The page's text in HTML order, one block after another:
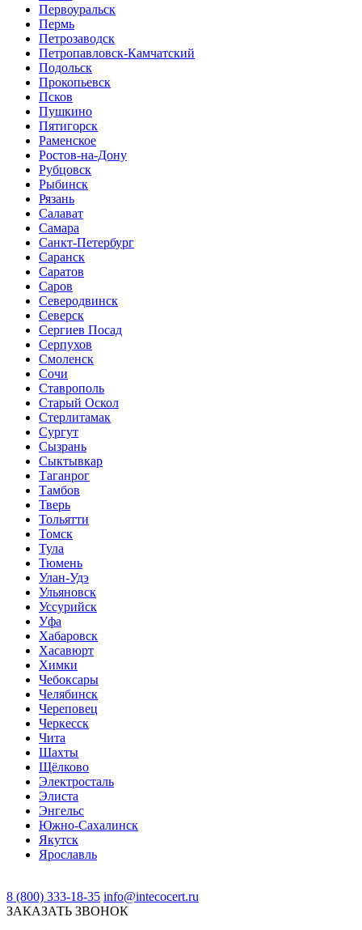
Первоуральск
Пермь
Петрозаводск
Петропавловск-Камчатский
Подольск
Прокопьевск
Псков
Пушкино
Пятигорск
Раменское
Ростов-на-Дону
Рубцовск
Рыбинск
Рязань
Салават
Самара
Санкт-Петербург
Саранск
Саратов
Саров
Северодвинск
Северск
Сергиев Посад
Серпухов
Смоленск
Сочи
Ставрополь
Старый Оскол
Стерлитамак
Сургут
Сызрань
Сыктывкар
Таганрог
Тамбов
Тверь
Тольятти
Томск
Тула
Тюмень
Улан-Удэ
Ульяновск
Уссурийск
Уфа
Хабаровск
Хасавюрт
Химки
Чебоксары
Челябинск
Череповец
Черкесск
Чита
Шахты
Щёлково
Электросталь
Элиста
Энгельс
Южно-Сахалинск
Якутск
Ярославль
8 (800) 333-18-35 info@intecocert.ru
ЗАКАЗАТЬ ЗВОНОК